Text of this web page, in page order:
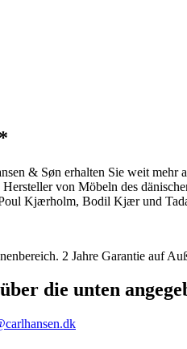
& Søn erhalten Sie weit mehr
von Möbeln des
Kjærholm, Bodil Kjær und
2 Jahre Garantie auf
die unten